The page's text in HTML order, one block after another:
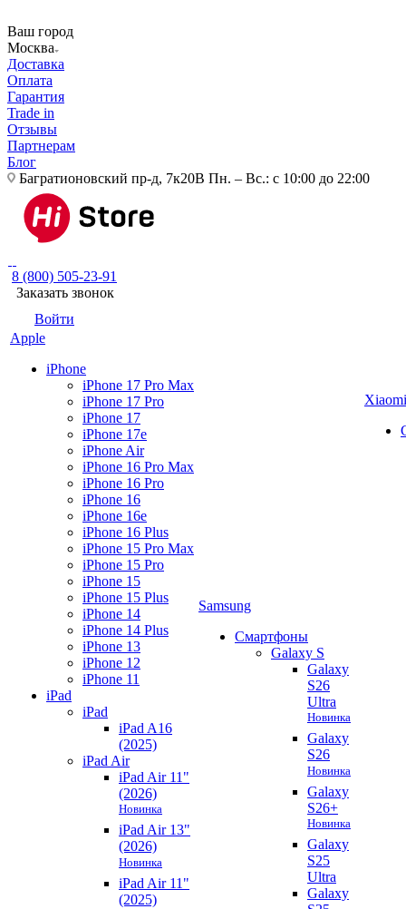
Ваш город
Москва
Доставка
Оплата
Гарантия
Trade in
Отзывы
Партнерам
Блог
Багратионовский пр-д, 7к20В Пн. – Вс.: с 10:00 до 22:00
8 (800) 505-23-91
Заказать звонок
Войти
Apple
iPhone
iPhone 17 Pro Max
iPhone 17 Pro
iPhone 17
iPhone 17e
iPhone Air
iPhone 16 Pro Max
iPhone 16 Pro
iPhone 16
iPhone 16e
iPhone 16 Plus
iPhone 15 Pro Max
iPhone 15 Pro
iPhone 15
iPhone 15 Plus
iPhone 14
iPhone 14 Plus
iPhone 13
iPhone 12
iPhone 11
iPad
iPad
iPad A16
(2025)
iPad Air
iPad Air 11"
(2026)
Новинка
iPad Air 13"
(2026)
Новинка
iPad Air 11"
(2025)
Samsung
Смартфоны
Galaxy S
Galaxy
S26
Ultra
Новинка
Galaxy
S26
Новинка
Galaxy
S26+
Новинка
Galaxy
S25
Ultra
Galaxy
Xiaomi